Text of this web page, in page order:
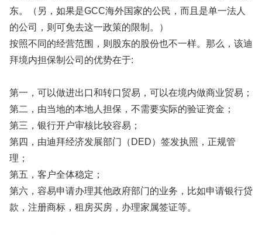
东。（另，如果是GCC海外国家的公民，而且是单一法人
的公司，则可免去这一政策的限制。）
按照不同的经营范围，则股东的股份也不一样。那么，该迪
拜境内担保制公司的优势在于:
第一，可以做进出口和转口贸易，可以在境内做商业贸易；
第二，由当地的本地人担保，不需要实际的验证资金；
第三，银行开户审核比较容易；
第四，由迪拜经济发展部门（DED）签发执照，正规管
理；
第五，客户全体稳定；
第六，容易申请办理其他政府部门的业务，比如申请银行贷
款，注册商标，租房买房，办理家属签证等。